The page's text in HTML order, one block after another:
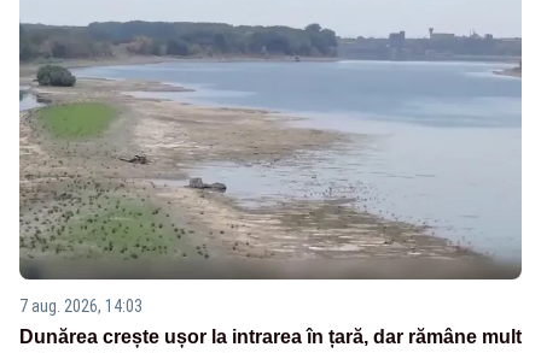
7 aug. 2026, 14:03
Dunărea crește ușor la intrarea în țară, dar rămâne mult